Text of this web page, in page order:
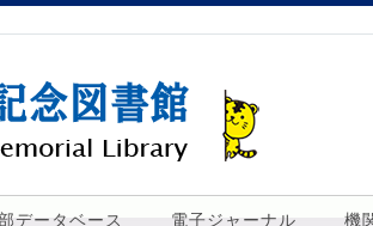
データベース 電子ジャーナル 機